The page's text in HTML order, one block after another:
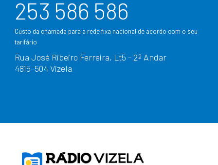
253 586 586
Custo da chamada para a rede fixa nacional de acordo com o seu
tarifário
Rua José Ribeiro Ferreira, Lt5 - 2º Andar
4815–504 Vizela